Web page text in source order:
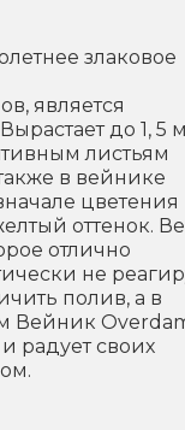
злаковое
является
до 1, 5
листьям
в вейнике
цветения
оттенок.
отлично
не
полив, а в
Вейник
радует своих